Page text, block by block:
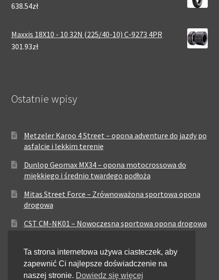
638.54zł
Maxxis 18X10 - 10 32N (225/40-10) C-9273 4PR
301.93zł
Ostatnie wpisy
Metzeler Karoo 4 Street – opona adventure do jazdy po
asfalcie i lekkim terenie
Dunlop Geomax MX34 – opona motocrossowa do
miękkiego i średnio twardego podłoża
Mitas Street Force – Zrównoważona sportowa opona
drogowa
CST CM-NK01 – Nowoczesna sportowa opona drogowa
zrównoważonych osiągach
Pirelli City Demon – Niezawodność w codziennej
Ta strona internetowa używa ciasteczek, aby
zapewnić Ci najlepsze doświadczenie na
naszej stronie. Dowiedz się więcej